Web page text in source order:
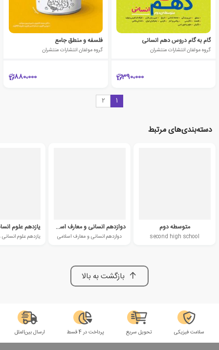
گام به گام دروس دهم انسانی
گروه مولفان انتشارات منتشران
390،000
فلسفه و منطق جامع
گروه مولفان انتشارات منتشران
880،000
1
2
دسته‌بندی‌های مرتبط
متوسطه دوم
second high school
دوازدهم انسانی و معارف اسلامی
دوازدهم انسانی و معارف اسلامی
بازگشت به بالا
سلامت فیزیکی تحویل سریع پرداخت در 4 قسط ارسال بین‌الملل